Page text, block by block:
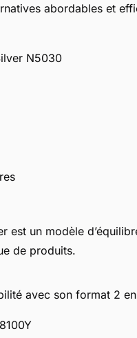
abordables et
N5030
est un modèle
de produits.
avec son format 2